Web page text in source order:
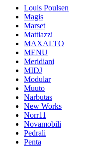
Louis Poulsen
Magis
Marset
Mattiazzi
MAXALTO
MENU
Meridiani
MIDJ
Modular
Muuto
Narbutas
New Works
Norr11
Novamobili
Pedrali
Penta